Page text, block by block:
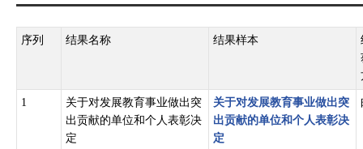
《学校艺术教育工作规程》（教育部令第13号）
第十七条教育行政部门和学校对于在学校艺术教育工作中取得突出成
《中华人民共和国民办教育促进法》第四十四条：县级以上各级人
《中华人民共和国统计法实施细则》第三十一条县级以上各级人民
事业组织的规定，对有下列表现之一的统计人员或者集体，定期评比
（一）在改革和完善统计制度、统计方法等方面，做出重要贡献的；
序列 结果名称 结果样本
1
关于对发展教育事业做出突
出贡献的单位和个人表彰决
定
关于对发展教育事业做出突
出贡献的单位和个人表彰决
定